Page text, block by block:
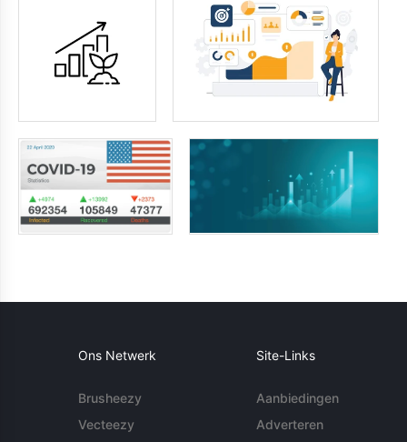
Ons Netwerk
Brusheezy
Vecteezy
Site-Links
Aanbiedingen
Adverteren